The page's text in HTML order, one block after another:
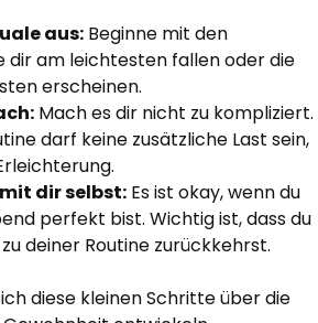
aus: Beginne mit den
dir am leichtesten fallen oder die
erscheinen.
Mach es dir nicht zu kompliziert.
darf keine zusätzliche Last sein,
dir selbst: Es ist okay, wenn du
perfekt bist. Wichtig ist, dass du
deiner Routine zurückkehrst.
diese kleinen Schritte über die